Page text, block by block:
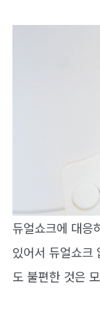
듀얼쇼크에 대응
있어서 듀얼쇼크
도 불편한 것은